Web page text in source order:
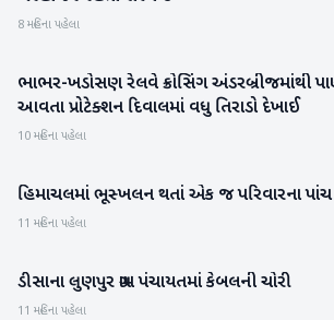
8 મહિના પહેલા
બનાસકાંઠા
ભાભર-ખડોસણ રેલવે ક્રોસિંગ અંડરબ્રીજમાંથી
આવતા પ્રોટેક્શન દિવાલમાં વધુ તિરાડો દેખાઈ
10 મહિના પહેલા
રાષ્ટ્રીય
હિમાચલમાં ભૂસ્‍ખલન થતાં એક જ પરિવારના પાંચ
11 મહિના પહેલા
બનાસકાંઠા ડીસાના લુણપુર ગ્રામ પંચાયતમાં કેબલની ચોરી
11 મહિના પહેલા